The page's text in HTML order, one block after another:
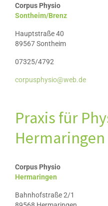
Datenschutz
Corpus Physio
Sontheim/Brenz
Hauptstraße 40
89567 Sontheim
07325/4792
corpusphysio@web.de
Praxis für
Hermaringen
Corpus Physio
Hermaringen
Bahnhofstraße 2/1